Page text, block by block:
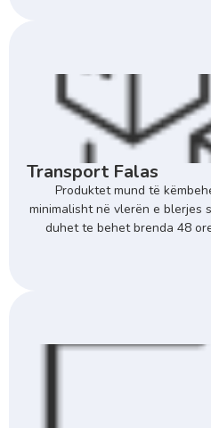
Transport Falas
Produktet mund të
minimalisht në vlerën e blerjes
duhet te behet brenda 48